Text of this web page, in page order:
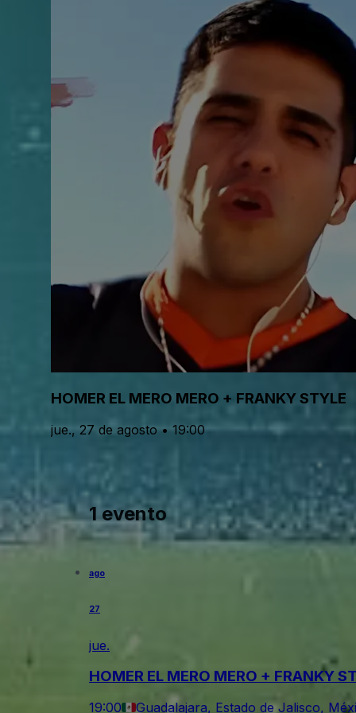
HOMER EL MERO MERO + FRANKY STYLE
jue., 27 de agosto • 19:00
1 evento
ago
27
jue.
HOMER EL MERO MERO + FRANKY
19:00 Guadalajara, Estado de Jalisco,